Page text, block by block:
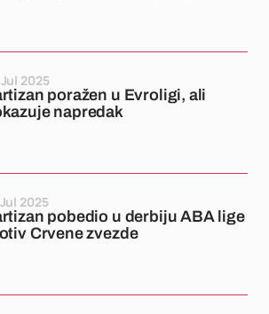
poražen u Evroligi, ali
napredak
2025
pobedio u derbiju ABA lige
Crvene zvezde
2025